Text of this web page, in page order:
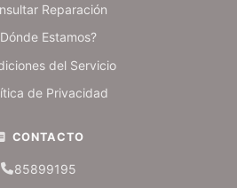
Reparación
Estamos?
del Servicio
de Privacidad
CONTACTO
85899195